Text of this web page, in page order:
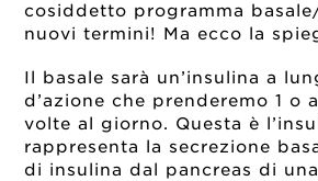
cosiddetto programma
nuovi termini! Ma ecco la
Il basale sarà un’insulina a
d’azione che prenderemo 1 o
volte al giorno. Questa è
rappresenta la secrezione
di insulina dal pancreas di